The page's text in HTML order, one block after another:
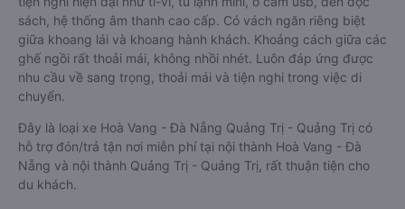
sách, hệ thống âm thanh cao cấp. Có vách ngăn riêng biệt
giữa khoang lái và khoang hành khách. Khoảng cách giữa các
ghế ngồi rất thoải mái, không nhồi nhét. Luôn đáp ứng được
nhu cầu về sang trọng, thoải mái và tiện nghi trong việc di
chuyển.
Đây là loại xe Hoà Vang - Đà Nẵng Quảng Trị - Quảng Trị có
hỗ trợ đón/trả tận nơi miễn phí tại nội thành Hoà Vang - Đà
Nẵng và nội thành Quảng Trị - Quảng Trị, rất thuận tiện cho
du khách.